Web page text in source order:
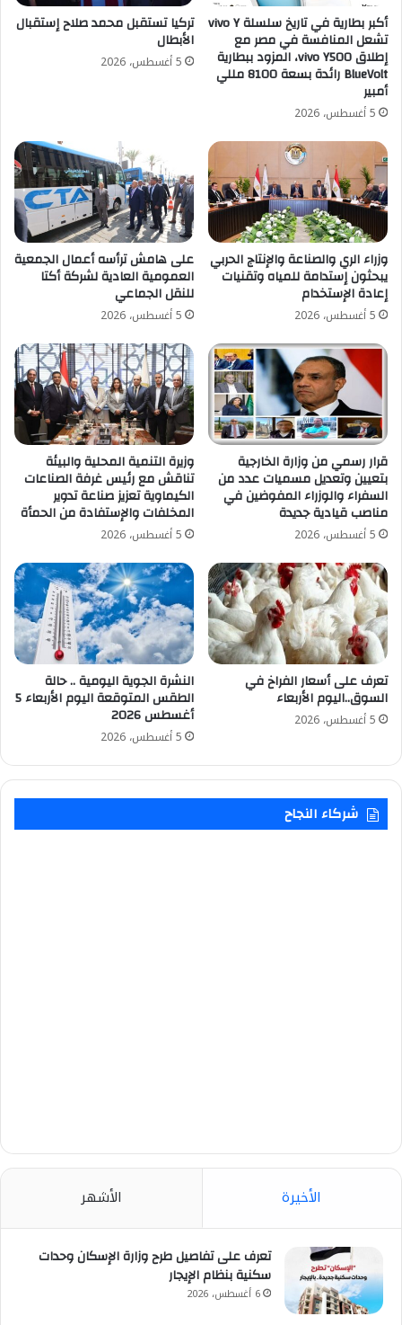
أكبر بطارية في تاريخ سلسلة vivo Y
تشعل المنافسة في مصر مع
إطلاق vivo Y500، المزود ببطارية
BlueVolt رائدة بسعة 8100 مللي
أمبير
5 أغسطس، 2026
تركيا تستقبل محمد صلاح إستقبال
الأبطال
5 أغسطس، 2026
وزراء الري والصناعة والإنتاج الحربي
يبحثون إستدامة للمياه وتقنيات
إعادة الإستخدام
5 أغسطس، 2026
على هامش ترأسه أعمال الجمعية
العمومية العادية لشركة أكتا
للنقل الجماعي
5 أغسطس، 2026
قرار رسمي من وزارة الخارجية
بتعيين وتعديل مسميات عدد من
السفراء والوزراء المفوضين في
مناصب قيادية جديدة
5 أغسطس، 2026
وزيرة التنمية المحلية والبيئة
تناقش مع رئيس غرفة الصناعات
الكيماوية تعزيز صناعة تدوير
المخلفات والإستفادة من الحمأة
5 أغسطس، 2026
تعرف على أسعار الفراخ في
السوق..اليوم الأربعاء
5 أغسطس، 2026
النشرة الجوية اليومية .. حالة
الطقس المتوقعة اليوم الأربعاء 5
أغسطس 2026
5 أغسطس، 2026
شركاء النجاح
الأخيرة الأشهر
تعرف على تفاصيل طرح وزارة الإسكان وحدات
سكنية بنظام الإيجار
6 أغسطس، 2026